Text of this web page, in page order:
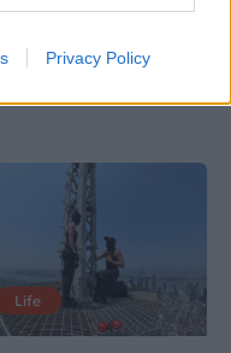
Privacy Policy
Life